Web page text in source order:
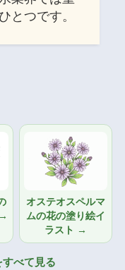
とつです。
オステオスペルマ
ムの花の塗り絵イ
ラスト →
べて見る